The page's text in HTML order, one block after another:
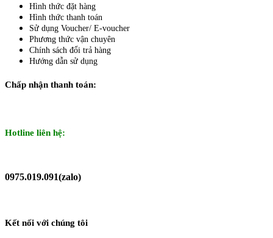
Hình thức đặt hàng
Hình thức thanh toán
Sử dụng Voucher/ E-voucher
Phương thức vận chuyên
Chính sách đổi trả hàng
Hướng dẫn sử dụng
Chấp nhận thanh toán:
Hotline liên hệ:
0975.019.091(zalo)
Kết nối với chúng tôi